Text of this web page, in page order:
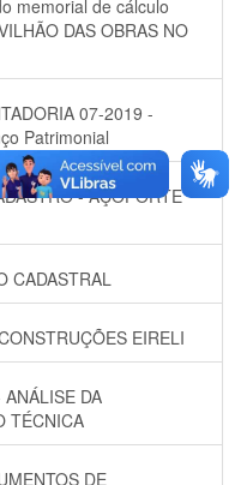
memorial de cálculo
DAS OBRAS NO
07-2019 -
Patrimonial
- AÇOFORTE
CADASTRAL
EIRELI
DA
TÉCNICA
DE